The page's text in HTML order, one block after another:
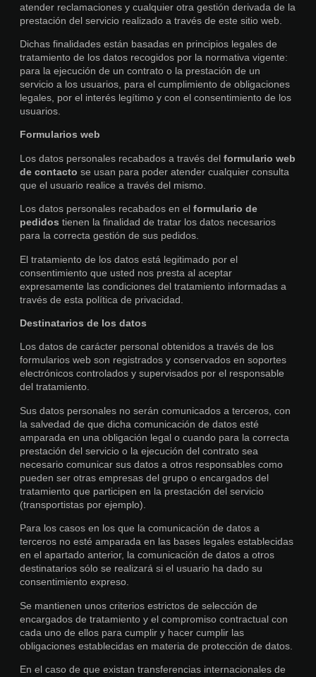
atender reclamaciones y cualquier otra gestión derivada de la
prestación del servicio realizado a través de este sitio web.
Dichas finalidades están basadas en principios legales de
tratamiento de los datos recogidos por la normativa vigente:
para la ejecución de un contrato o la prestación de un
servicio a los usuarios, para el cumplimiento de obligaciones
legales, por el interés legítimo y con el consentimiento de los
usuarios.
Formularios web
Los datos personales recabados a través del formulario web
de contacto se usan para poder atender cualquier consulta
que el usuario realice a través del mismo.
Los datos personales recabados en el formulario de
pedidos tienen la finalidad de tratar los datos necesarios
para la correcta gestión de sus pedidos.
El tratamiento de los datos está legitimado por el
consentimiento que usted nos presta al aceptar
expresamente las condiciones del tratamiento informadas a
través de esta política de privacidad.
Destinatarios de los datos
Los datos de carácter personal obtenidos a través de los
formularios web son registrados y conservados en soportes
electrónicos controlados y supervisados por el responsable
del tratamiento.
Sus datos personales no serán comunicados a terceros, con
la salvedad de que dicha comunicación de datos esté
amparada en una obligación legal o cuando para la correcta
prestación del servicio o la ejecución del contrato sea
necesario comunicar sus datos a otros responsables como
pueden ser otras empresas del grupo o encargados del
tratamiento que participen en la prestación del servicio
(transportistas por ejemplo).
Para los casos en los que la comunicación de datos a
terceros no esté amparada en las bases legales establecidas
en el apartado anterior, la comunicación de datos a otros
destinatarios sólo se realizará si el usuario ha dado su
consentimiento expreso.
Se mantienen unos criterios estrictos de selección de
encargados de tratamiento y el compromiso contractual con
cada uno de ellos para cumplir y hacer cumplir las
obligaciones establecidas en materia de protección de datos.
En el caso de que existan transferencias internacionales de